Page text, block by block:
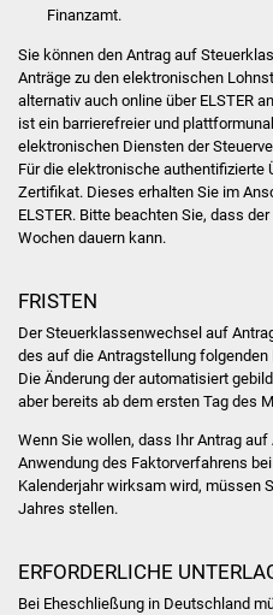
Finanzamt.
Sie können den Antrag auf
Anträge zu den elektronischen
alternativ auch online über ELSTER
ist ein barrierefreier und
elektronischen Diensten der
Für die elektronische authentifizierte
Zertifikat. Dieses erhalten Sie im
ELSTER. Bitte beachten Sie, dass
Wochen dauern kann.
FRISTEN
Der Steuerklassenwechsel auf
des auf die Antragstellung
Die Änderung der automatisiert
aber bereits ab dem ersten Tag des
Wenn Sie wollen, dass Ihr Antrag
Anwendung des Faktorverfahrens
Kalenderjahr wirksam wird, müssen
Jahres stellen.
ERFORDERLICHE
Bei Eheschließung in Deutschland